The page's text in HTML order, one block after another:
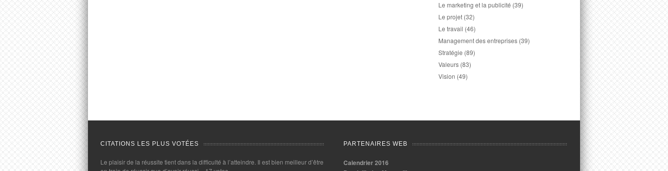
Le marketing et la publicité (39)
Le projet (32)
Le travail (46)
Management des entreprises (39)
Stratégie (89)
Valeurs (83)
Vision (49)
CITATIONS LES PLUS VOTÉES
Le plaisir de la réussite tient dans la difficulté à l’atteindre. Il est bien meilleur d’être
PARTENAIRES WEB
Calendrier 2016